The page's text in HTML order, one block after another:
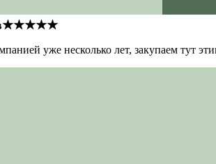
★★★★★
уже несколько лет, закупаем тут